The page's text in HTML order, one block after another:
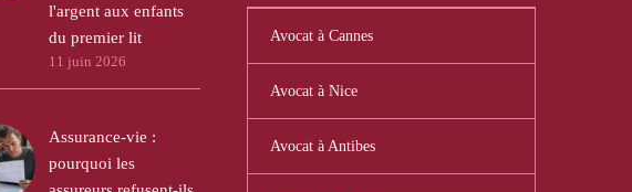
l'argent aux enfants
du premier lit
11 juin 2026
Assurance-vie :
pourquoi les
Avocat à Cannes
Avocat à Nice
Avocat à Antibes